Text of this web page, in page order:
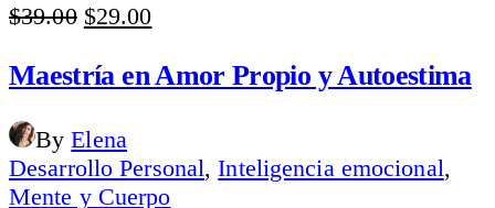
$39.00 Original
was:
$29.00Current
is:
Maestría en Amor Propio y Autoestima
By Elena
Desarrollo Personal,Inteligencia emocional,
Mente y Cuerpo